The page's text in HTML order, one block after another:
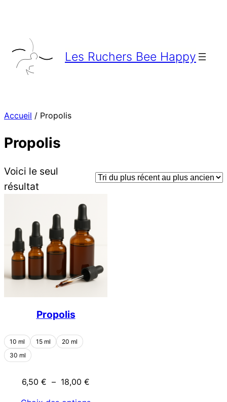
contenu
Les Ruchers Bee Happy
Accueil / Propolis
Propolis
Voici le seul
résultat
Propolis
10 ml 15 ml
20 ml
30 ml
6,50 € – 18,00 €